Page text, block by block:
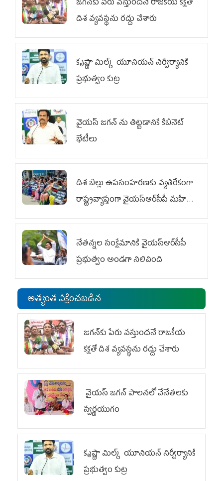
దిశ వ్య‌వ‌స్థ‌ను రద్దు చేశారు
కృష్ణా మిల్క్‌ యూనియన్‌ నిర్వీర్యానికి
ప్రభుత్వం కుట్ర
వైయ‌స్ జగన్‌ ను తిట్టడానికే కేబినెట్‌
భేటీలు
దిశ బిల్లు ఉపసంహరణకు వ్యతిరేకంగా
రాష్ట్రవ్యాప్తంగా వైయ‌స్ఆర్‌సీపీ మహిళా
విభాగం ఆందోళనలు
నేతన్నల సంక్షేమానికి వైయ‌స్ఆర్‌సీపీ
ప్రభుత్వం అండగా నిలిచింది
అత్యంత వీక్షించబడిన
జగన్‌కు పేరు వస్తుందనే రాజకీయ
కక్షతో దిశ వ్య‌వ‌స్థ‌ను రద్దు చేశారు
వైయ‌స్ జగన్ పాలనలో చేనేతలకు
స్వర్ణయుగం
కృష్ణా మిల్క్‌ యూనియన్‌ నిర్వీర్యానికి
ప్రభుత్వం కుట్ర